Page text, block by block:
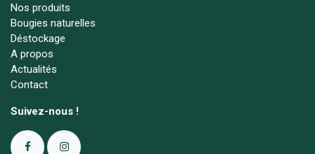
Nos produits
Bougies naturelles
Déstockage
A propos
Actualités
Contact
Suivez-nous !